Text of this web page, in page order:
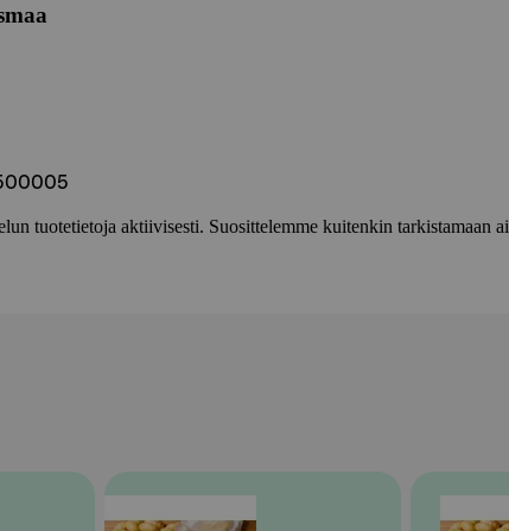
tuotetietoja aktiivisesti. Suosittelemme kuitenkin tarkistamaan